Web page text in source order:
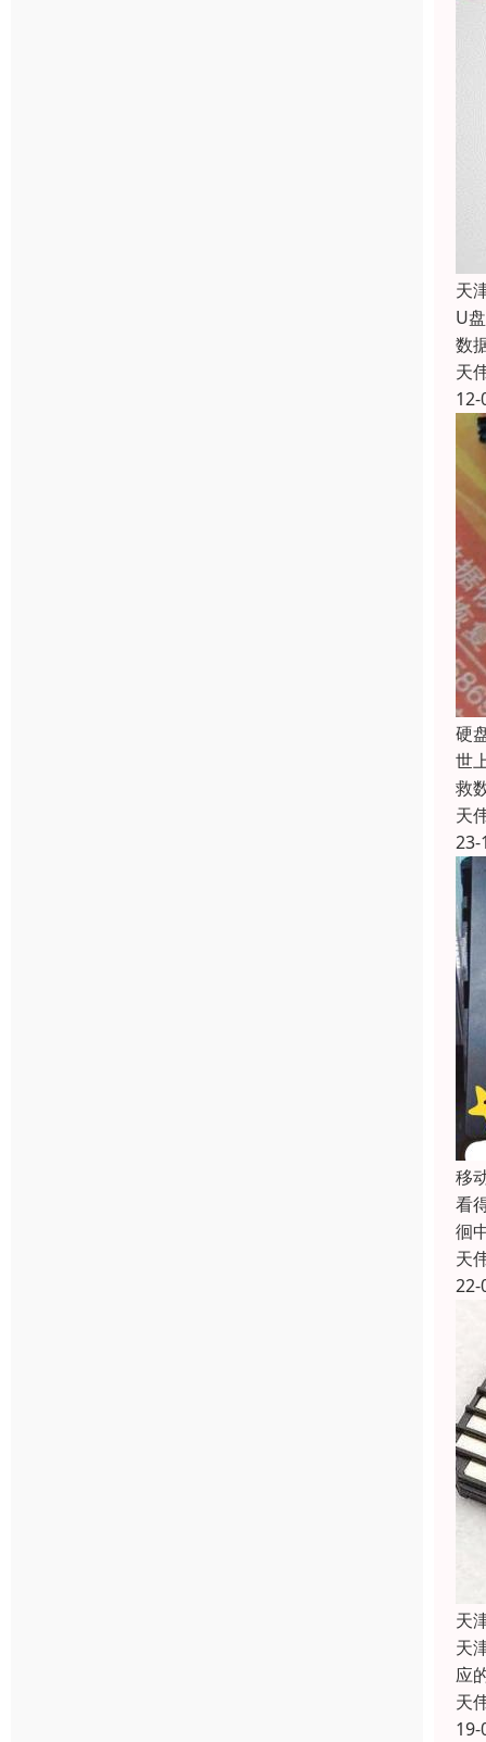
天
U
数
天
12-
硬
世
救
天
23-
移
看
徊
天
22-
天
天
应
天
19-